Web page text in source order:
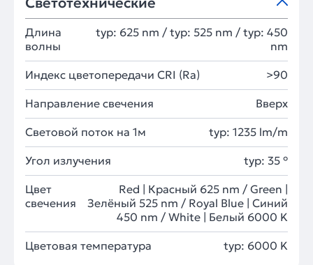
Длина
волны
typ: 625 nm / typ: 525 nm / typ: 450
nm
Индекс цветопередачи CRI (Ra) >90
Направление свечения Вверх
Световой поток на 1м typ: 1235 lm/m
Угол излучения typ: 35 °
Цвет
свечения
Red | Красный 625 nm / Green |
Зелёный 525 nm / Royal Blue | Синий
450 nm / White | Белый 6000 K
Цветовая температура typ: 6000 K